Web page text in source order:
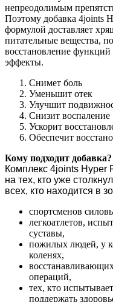
непреодолимым
Поэтому добавка 4joints
формулой доставляет
питательные вещества,
восстановление
эффекты.
Снимет боль
Уменьшит отек
Улучшит
Снизит воспаление
Ускорит
Обеспечит
Кому подходит добавка?
Комплекс 4joints Hyper
на тех, кто уже
всех, кто находится в
спортсменов
легкоатлетов,
суставы,
пожилых людей, у
коленях,
операций,
тех, кто
поддержать